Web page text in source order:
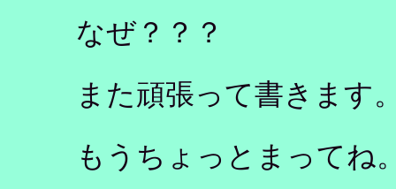
なぜ？？？
また頑張って書きます
もうちょっとまってね